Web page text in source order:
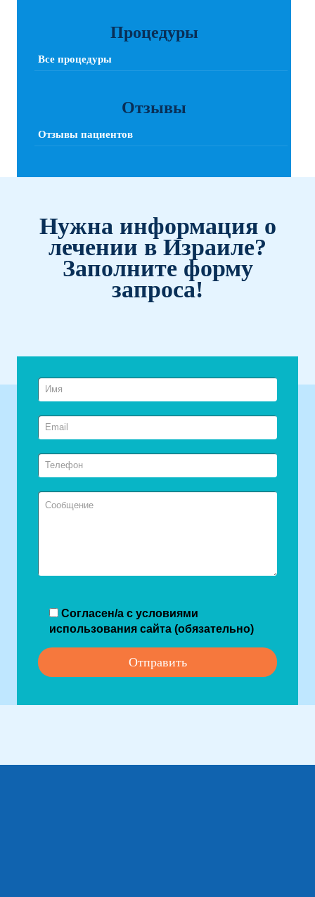
Процедуры
Все процедуры
Отзывы
Отзывы пациентов
Нужна информация о
лечении в Израиле?
Заполните форму
запроса!
Согласен/а с условиями
использования сайта (обязательно)